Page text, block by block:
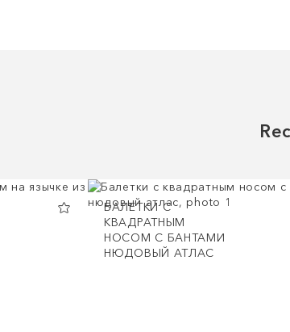
БАЛЕТКИ С
КВАДРАТНЫМ
НОСОМ С БАНТАМИ
НЮДОВЫЙ АТЛАС